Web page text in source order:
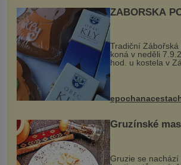
ZÁBOŘSKÁ
Tradiční
koná v neděli
hod. u kostela v
Kly u Mělníka. V
komentovanou
Gruzínské
Gruzie se